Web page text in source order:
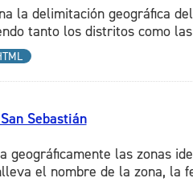
la delimitación geográfica
tanto los distritos como
Sebastián
geográficamente las zonas
el nombre de la zona, la